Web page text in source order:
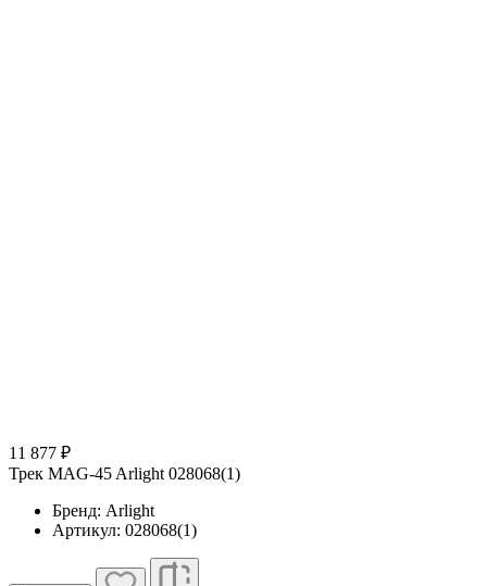
11 877 ₽
Трек MAG-45 Arlight 028068(1)
Бренд: Arlight
Артикул: 028068(1)